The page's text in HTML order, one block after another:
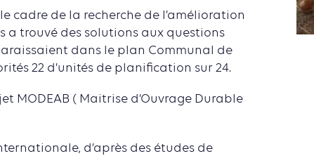
cadre de la recherche de l’amélioration
a trouvé des solutions aux questions
dans le plan Communal de
22 d’unités de planification sur 24.
MODEAB ( Maitrise d’Ouvrage Durable
d’après des études de